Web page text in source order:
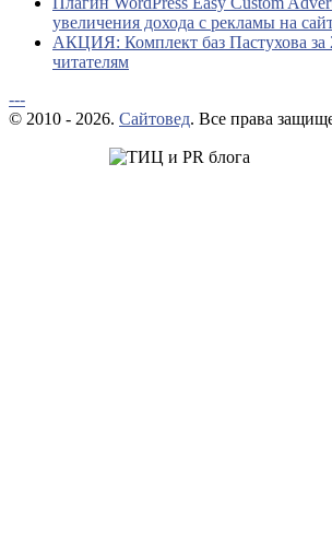
увеличения дохода с рекламы на
АКЦИЯ: Комплект баз Пастухова за
читателям
---
© 2010 - 2026. Сайтовед. Все права